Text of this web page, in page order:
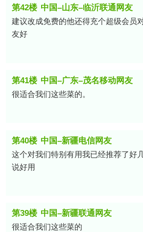
第42楼 中国–山东–临沂联通网友
建议改成免费的他还得充个超级会员
友好
第41楼 中国–广东–茂名移动网友
很适合我们这些菜的。
第40楼 中国–新疆电信网友
这个对我们特别有用我已经推荐了好
说好用
第39楼 中国–新疆联通网友
很适合我们这些菜的